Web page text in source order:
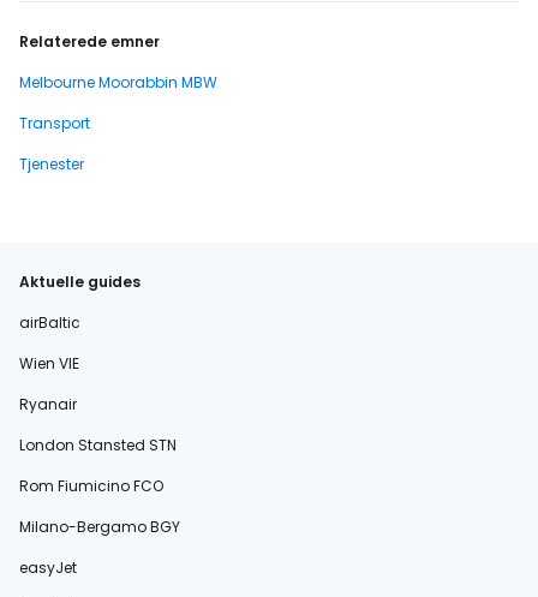
Relaterede emner
Melbourne Moorabbin MBW
Transport
Tjenester
Aktuelle guides
airBaltic
Wien VIE
Ryanair
London Stansted STN
Rom Fiumicino FCO
Milano-Bergamo BGY
easyJet